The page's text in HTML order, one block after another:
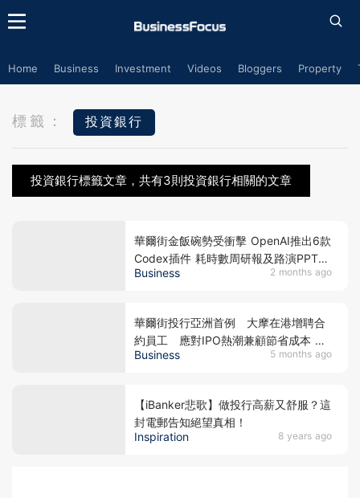
Home Business Investment Videos Bloggers Property
標籤： 投資銀行
投資銀行標籤文章，共有3則投資銀行相關的文章
Business 2 months ago
華爾街金飯碗勢受衝擊 OpenAI推出6款
Codex插件 耗時數周研報及路演PPT
數分鐘即可一鍵生成
Business 5 months ago
華爾街投行亞洲首例 大摩在港增聘合
約員工 應對IPO熱潮兼顧節省成本 全
職員工勢被裁？
Inspiration 8 years ago
【iBanker悲歌】做投行高薪又舒服？這
封電郵告知絕望真相！